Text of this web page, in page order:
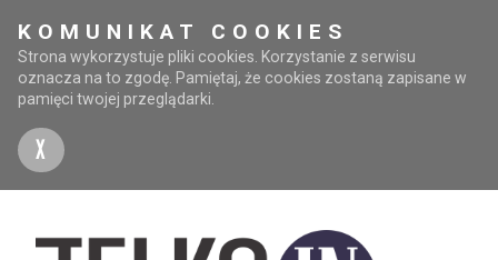
KOMUNIKAT COOKIES
Strona wykorzystuje pliki cookies. Korzystanie z serwisu
oznacza na to zgodę. Pamiętaj, że cookies zostaną zapisane w
pamięci twojej przeglądarki.
X